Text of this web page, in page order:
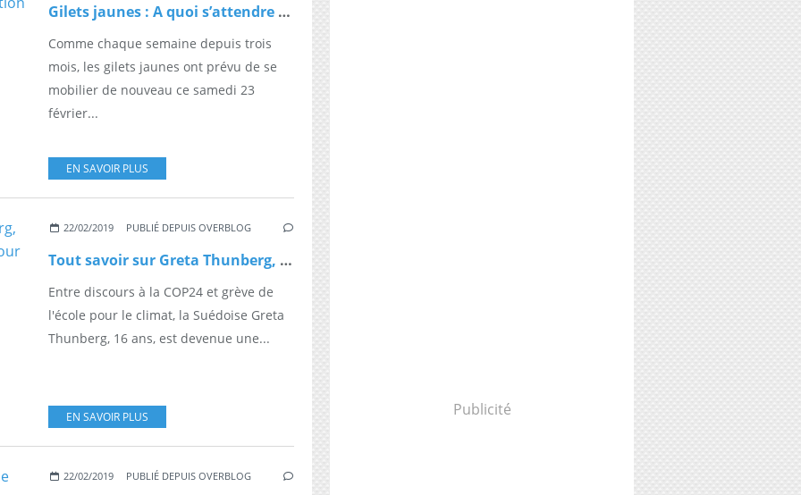
Gilets jaunes : A quoi s’attendre pour la 15e journée de mobilisation samedi 23 février ?
Comme chaque semaine depuis trois
mois, les gilets jaunes ont prévu de se
mobilier de nouveau ce samedi 23
février...
EN SAVOIR PLUS
22/02/2019 PUBLIÉ DEPUIS OVERBLOG
Tout savoir sur Greta Thunberg, l’adolescente icône de la lutte pour le climat
Entre discours à la COP24 et grève de
l'école pour le climat, la Suédoise Greta
Thunberg, 16 ans, est devenue une...
EN SAVOIR PLUS
22/02/2019 PUBLIÉ DEPUIS OVERBLOG
Publicité